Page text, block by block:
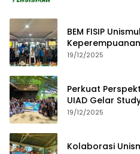
BEM FISIP
dan Budaya Lokal
19/12/2025
Perkuat
UIAD Gelar
19/12/2025
Kolaborasi